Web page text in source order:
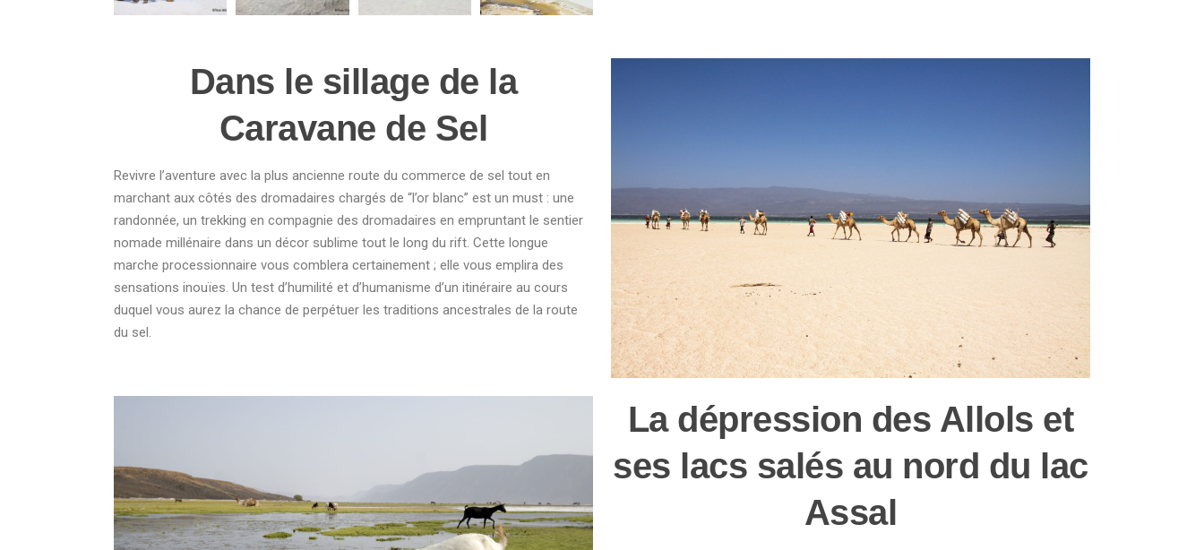
Dans le sillage de la
Caravane de Sel
Revivre l’aventure avec la plus ancienne route du commerce de sel tout en
marchant aux côtés des dromadaires chargés de “l’or blanc” est un must : une
randonnée, un trekking en compagnie des dromadaires en empruntant le sentier
nomade millénaire dans un décor sublime tout le long du rift. Cette longue
marche processionnaire vous comblera certainement ; elle vous emplira des
sensations inouïes. Un test d’humilité et d’humanisme d’un itinéraire au cours
duquel vous aurez la chance de perpétuer les traditions ancestrales de la route
du sel.
La dépression des Allols et
ses lacs salés au nord du lac
Assal